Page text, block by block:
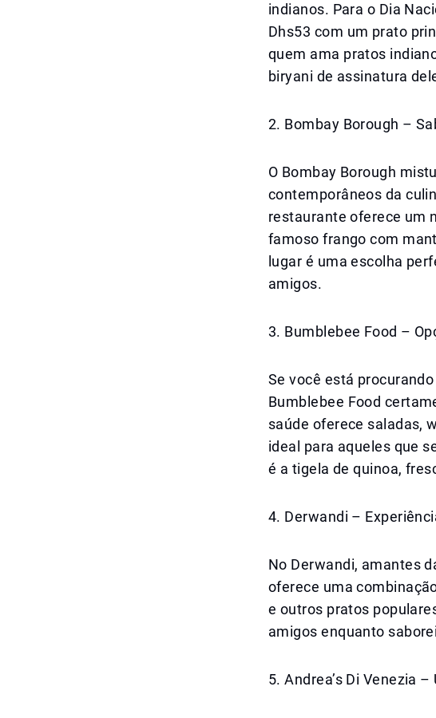
indianos. Para o Dia
Dhs53 com um prato
quem ama pratos
biryani de assinatura
2. Bombay Borough –
O Bombay Borough
contemporâneos da
restaurante oferece um
famoso frango com
lugar é uma escolha
amigos.
3. Bumblebee Food –
Se você está
Bumblebee Food
saúde oferece saladas,
ideal para aqueles que
é a tigela de quinoa,
4. Derwandi –
No Derwandi, amantes
oferece uma
e outros pratos
amigos enquanto
5. Andrea’s Di Venezia